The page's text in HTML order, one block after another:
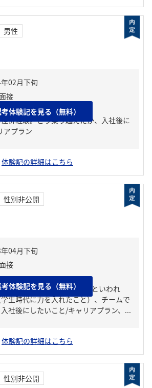
男性
折経験。どう乗り越えたか、入社後に
アプラン
体験記を見る（無料）
体験記の詳細はこちら
性別非公開
み/弱み、周りからどんな人といわれ
生時代に力を入れたこと）、チームで
社後にしたいこと/キャリアプラン、...
体験記を見る（無料）
体験記の詳細はこちら
性別非公開